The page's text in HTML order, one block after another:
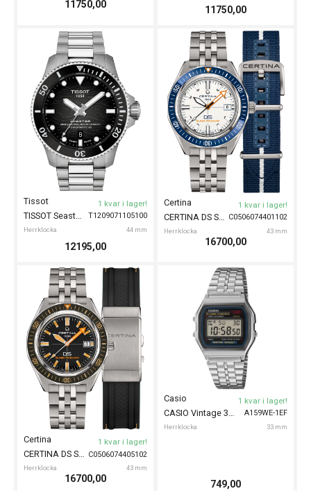
11750,00 11750,00
T1209071105100
Tissot
Herrklocka 44 mm
TISSOT Seastar 2000 44mm
1 kvar i lager!
12195,00
C0506074401102
Certina
Herrklocka 43 mm
CERTINA DS Super PH2000M 43mm
1 kvar i lager!
16700,00
C0506074405102
Certina
Herrklocka 43 mm
CERTINA DS Super PH2000M 43mm
1 kvar i lager!
16700,00
A159WE-1EF
Casio
Herrklocka 33 mm
1 kvar i lager!
749,00